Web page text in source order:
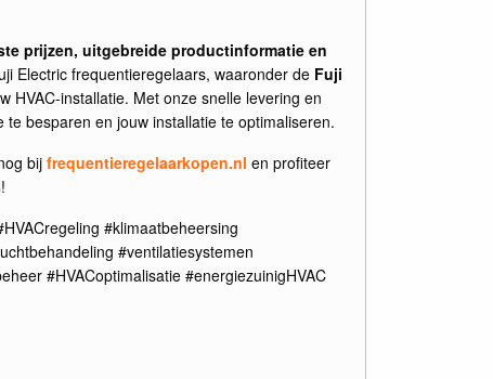
prijzen, uitgebreide productinformatie en
Electric frequentieregelaars, waaronder de Fuji
HVAC-installatie. Met onze snelle levering en
besparen en jouw installatie te optimaliseren.
bijfrequentieregelaarkopen.nl en profiteer
!
#klimaatbeheersing
#ventilatiesystemen
#HVACoptimalisatie #energiezuinigHVAC